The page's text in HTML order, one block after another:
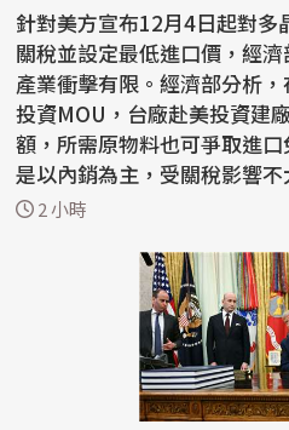
針對美方宣布12月4日起對
關稅並設定最低進口價，經
產業衝擊有限。經濟部分析
投資MOU，台廠赴美投資建
額，所需原物料也可爭取進
是以內銷為主，受關稅影響不大。 經濟部說明
的在...
2 小時